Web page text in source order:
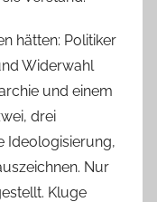
hätten: Politiker
Widerwahl
und einem
drei
Ideologisierung,
Nur
Kluge